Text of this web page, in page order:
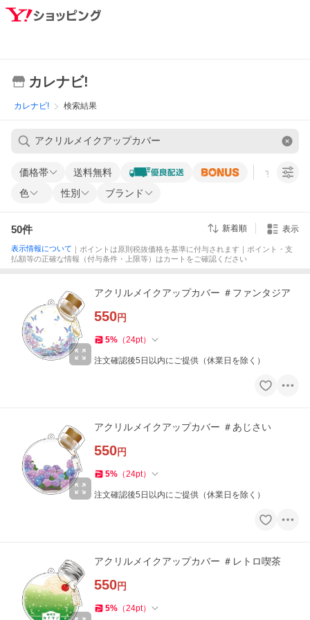
カレナビ!
カレナビ! 検索結果
価格帯 送料無料 すべての条
色 性別 ブランド
50件 新着順 表示
表示情報について ｜ポイントは原則税抜価格を基準に付与されます｜ポイント・支
払額等の正確な情報（付与条件・上限等）はカートをご確認ください
アクリルメイクアップカバー ＃ファンタジア
550円
5% （24pt）
注文確認後5日以内にご提供（休業日を除く）
アクリルメイクアップカバー ＃あじさい
550円
5% （24pt）
注文確認後5日以内にご提供（休業日を除く）
アクリルメイクアップカバー ＃レトロ喫茶
550円
5% （24pt）